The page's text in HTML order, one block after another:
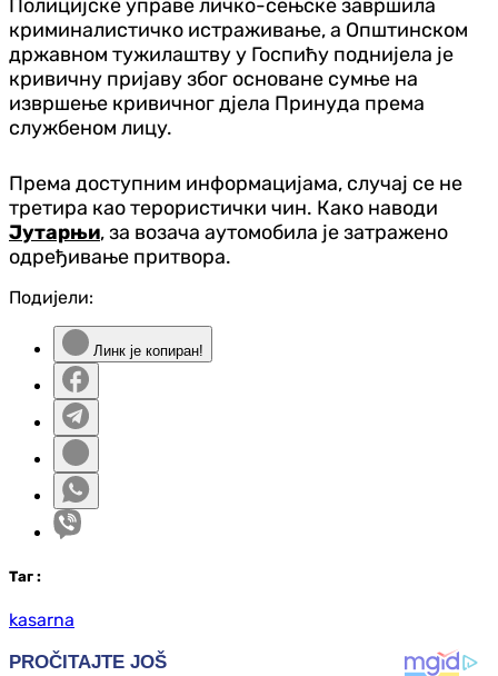
Полицијске управе личко-сењске завршила
криминалистичко истраживање, а Општинском
државном тужилаштву у Госпићу поднијела је
кривичну пријаву због основане сумње на
извршење кривичног дјела Принуда према
службеном лицу.
Према доступним информацијама, случај се не
третира као терористички чин. Како наводи
Јутарњи, за возача аутомобила је затражено
одређивање притвора.
Подијели:
Линк је копиран!
Таг :
kasarna